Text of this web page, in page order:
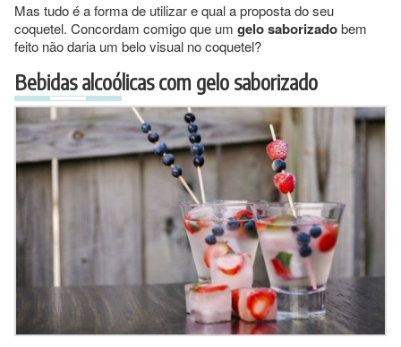
Mas tudo é a forma de utilizar e qual a proposta do seu
coquetel. Concordam comigo que um gelo saborizadobem
feito não daria um belo visual no coquetel?
Bebidas alcoólicas com gelo saborizado